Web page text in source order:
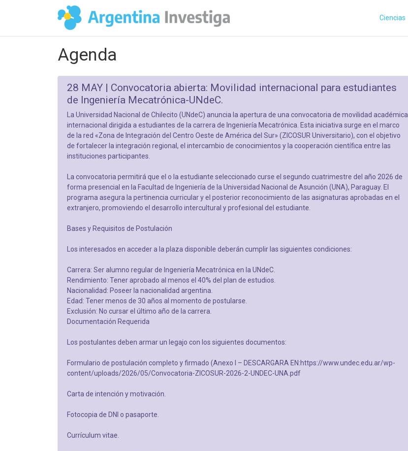
Ciencias
Agenda
28 MAY | Convocatoria abierta: Movilidad internacional para estudiantes
de Ingeniería Mecatrónica-UNdeC.
La Universidad Nacional de Chilecito (UNdeC) anuncia la apertura de una convocatoria de movilidad académica
internacional dirigida a estudiantes de la carrera de Ingeniería Mecatrónica. Esta iniciativa surge en el marco
de la red «Zona de Integración del Centro Oeste de América del Sur» (ZICOSUR Universitario), con el objetivo
de fortalecer la integración regional, el intercambio de conocimientos y la cooperación científica entre las
instituciones participantes.
La convocatoria permitirá que el o la estudiante seleccionado curse el segundo cuatrimestre del año 2026 de
forma presencial en la Facultad de Ingeniería de la Universidad Nacional de Asunción (UNA), Paraguay. El
programa asegura la pertinencia curricular y el posterior reconocimiento de las asignaturas aprobadas en el
extranjero, promoviendo el desarrollo intercultural y profesional del estudiante.
Bases y Requisitos de Postulación
Los interesados en acceder a la plaza disponible deberán cumplir las siguientes condiciones:
Carrera: Ser alumno regular de Ingeniería Mecatrónica en la UNdeC.
Rendimiento: Tener aprobado al menos el 40% del plan de estudios.
Nacionalidad: Poseer la nacionalidad argentina.
Edad: Tener menos de 30 años al momento de postularse.
Exclusión: No cursar el último año de la carrera.
Documentación Requerida
Los postulantes deben armar un legajo con los siguientes documentos:
Formulario de postulación completo y firmado (Anexo I – DESCARGARA EN:https://www.undec.edu.ar/wp-
content/uploads/2026/05/Convocatoria-ZICOSUR-2026-2-UNDEC-UNA.pdf
Carta de intención y motivación.
Fotocopia de DNI o pasaporte.
Currículum vitae.